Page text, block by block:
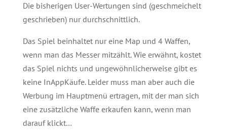
Die bisherigen User-Wertungen sind (geschmeichelt
geschrieben) nur durchschnittlich.
Das Spiel beinhaltet nur eine Map und 4 Waffen,
wenn man das Messer mitzählt. Wie erwähnt, kostet
das Spiel nichts und ungewöhnlicherweise gibt es
keine InAppKäufe. Leider muss man aber auch die
Werbung im Hauptmenü ertragen, mit der man sich
eine zusätzliche Waffe erkaufen kann, wenn man
darauf klickt…